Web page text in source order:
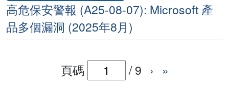
高危保安警報 (A25-08-07): Microsoft 產
品多個漏洞 (2025年8月)
頁碼 /9 › »